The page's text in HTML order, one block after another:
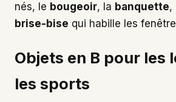
nés, le bougeoir, la banquette,
brise-bise qui habille les
Objets en B pour les
les sports